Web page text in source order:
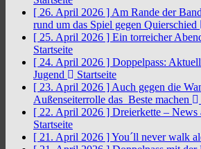
[ 26. April 2026 ] Am Rande der
rund um das Spiel gegen Quierschied
[ 25. April 2026 ] Ein torreicher
Startseite
[ 24. April 2026 ] Doppelpass:
Jugend
Startseite
[ 23. April 2026 ] Auch gegen die
Außenseiterrolle das Beste machen
[ 22. April 2026 ] Dreierkette – News
Startseite
[ 21. April 2026 ]You´ll never walk